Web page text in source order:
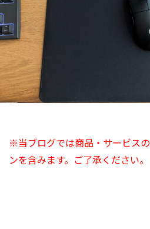
※当ブログでは商品・サービス
ンを含みます。ご了承ください。